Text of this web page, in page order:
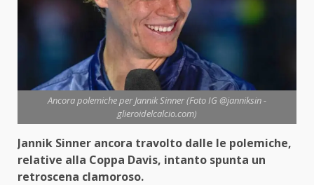
Ancora polemiche per Jannik Sinner (Foto IG @janniksin -
glieroidelcalcio.com)
Jannik Sinner ancora travolto dalle le polemiche,
relative alla Coppa Davis, intanto spunta un
retroscena clamoroso.